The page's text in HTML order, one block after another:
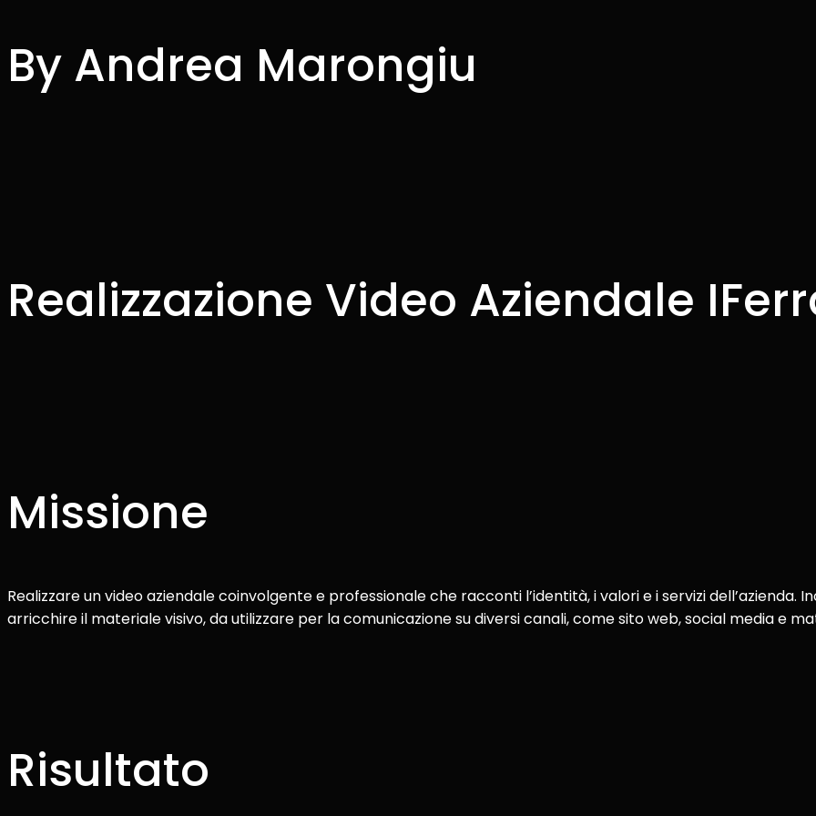
By Andrea Marongiu
Realizzazione Video Aziendale
Missione
Realizzare un video aziendale coinvolgente e professionale che racconti l’identità, i valori e i servizi
arricchire il materiale visivo, da utilizzare per la comunicazione su diversi canali, come sito web, social media e
Risultato​